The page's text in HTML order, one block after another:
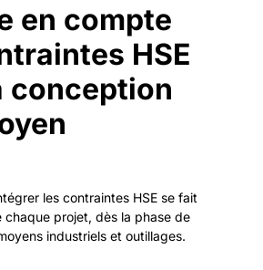
en compte
HSE
conception
les contraintes HSE se fait
chaque projet, dès la phase de
industriels et outillages.